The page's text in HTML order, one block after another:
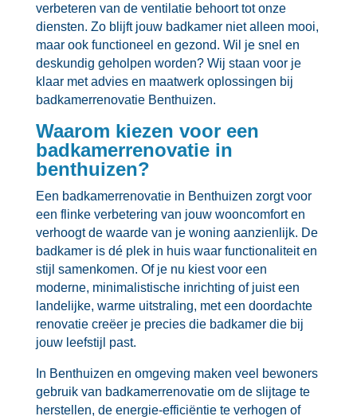
verbeteren van de ventilatie behoort tot onze
diensten.​ Zo blijft jouw badkamer niet alleen mooi,
maar ook functioneel en gezond.​ Wil je snel en
deskundig geholpen worden? Wij staan voor je
klaar met advies en maatwerk oplossingen bij
badkamerrenovatie Benthuizen.​
Waarom kiezen voor een
badkamerrenovatie in
benthuizen?
Een badkamerrenovatie in Benthuizen zorgt voor
een flinke verbetering van jouw wooncomfort en
verhoogt de waarde van je woning aanzienlijk.​ De
badkamer is dé plek in huis waar functionaliteit en
stijl samenkomen.​ Of je nu kiest voor een
moderne, minimalistische inrichting of juist een
landelijke, warme uitstraling, met een doordachte
renovatie creëer je precies die badkamer die bij
jouw leefstijl past.​
In Benthuizen en omgeving maken veel bewoners
gebruik van badkamerrenovatie om de slijtage te
herstellen, de energie-efficiëntie te verhogen of